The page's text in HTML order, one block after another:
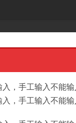
，手工输入不能
，手工输入不能